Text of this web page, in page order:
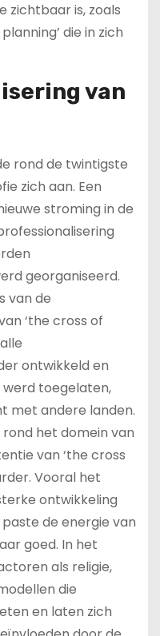
zichtbaar is, zoals
die in zich
van
rond de twintigste
zich aan. Een
stroming in de
georganiseerd.
van de
‘the cross of
ontwikkeld en
toegelaten,
met andere landen.
het domein van
van ‘the cross
Vooral het
ontwikkeling
de energie van
goed. In het
als religie,
die
en laten zich